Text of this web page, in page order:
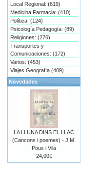
Local Regional: (619)
Medicina Farmacia: (410)
Política: (124)
Psicología Pedagogía: (89)
Religiones: (276)
Transportes y
Comunicaciones: (172)
Varios: (453)
Viajes Geografía (409)
Novedades
LA LLUNA DINS EL LLAC
(Cancons i poemes) - J.M.
Pous i Vila
24,00€